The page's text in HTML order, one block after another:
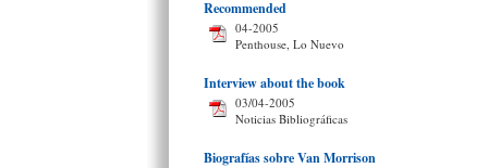
Recommended
04-2005
Penthouse, Lo Nuevo
Interview about the book
03/04-2005
Noticias Bibliográficas
Biografías sobre Van Morrison